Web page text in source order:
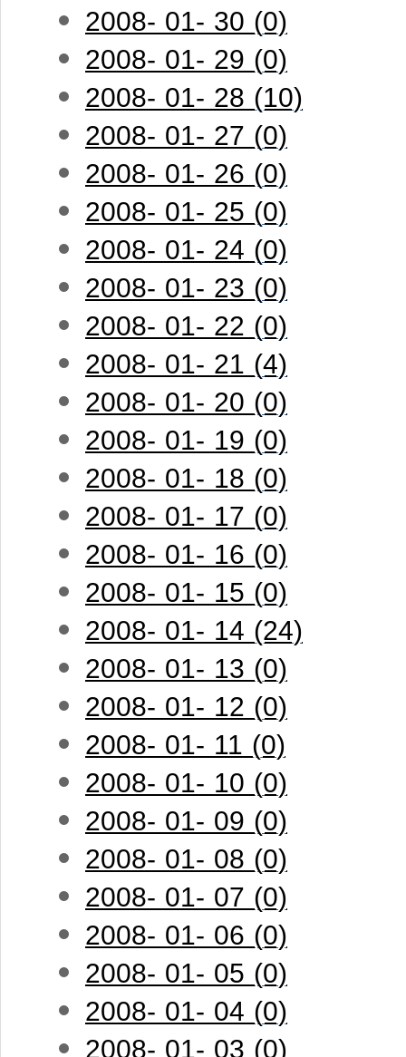
2008- 01- 30 (0)
2008- 01- 29 (0)
2008- 01- 28 (10)
2008- 01- 27 (0)
2008- 01- 26 (0)
2008- 01- 25 (0)
2008- 01- 24 (0)
2008- 01- 23 (0)
2008- 01- 22 (0)
2008- 01- 21 (4)
2008- 01- 20 (0)
2008- 01- 19 (0)
2008- 01- 18 (0)
2008- 01- 17 (0)
2008- 01- 16 (0)
2008- 01- 15 (0)
2008- 01- 14 (24)
2008- 01- 13 (0)
2008- 01- 12 (0)
2008- 01- 11 (0)
2008- 01- 10 (0)
2008- 01- 09 (0)
2008- 01- 08 (0)
2008- 01- 07 (0)
2008- 01- 06 (0)
2008- 01- 05 (0)
2008- 01- 04 (0)
2008- 01- 03 (0)